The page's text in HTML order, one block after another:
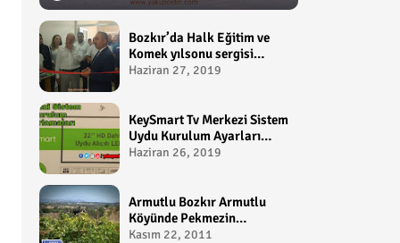
Bozkır’da Halk Eğitim ve
Komek yılsonu sergisi
gerçekleştirildi-
Haziran 27, 2019
KeySmart Tv Merkezi Sistem
Uydu Kurulum Ayarları
Video anlatım -
Haziran 26, 2019
Armutlu Bozkır Armutlu
Köyünde Pekmezin
Hikayesi:Gezen Bilir Kontv
Kasım 22, 2011